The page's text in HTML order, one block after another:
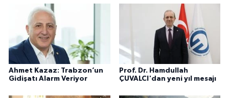
Ahmet Kazaz: Trabzon’un
Gidişatı Alarm Veriyor
Prof. Dr. Hamdullah
ÇUVALCI'dan yeni yıl mesajı